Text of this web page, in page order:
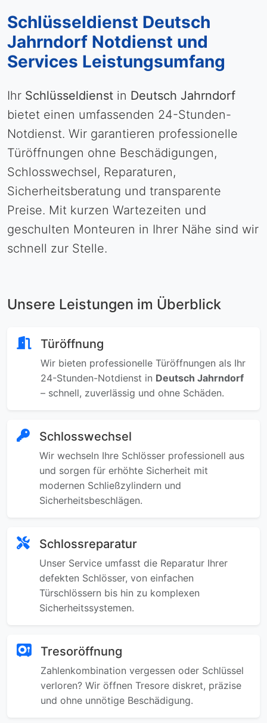
Schlüsseldienst Deutsch
Jahrndorf Notdienst und
Services Leistungsumfang
Ihr Schlüsseldienst in Deutsch Jahrndorf
bietet einen umfassenden 24-Stunden-
Notdienst. Wir garantieren professionelle
Türöffnungen ohne Beschädigungen,
Schlosswechsel, Reparaturen,
Sicherheitsberatung und transparente
Preise. Mit kurzen Wartezeiten und
geschulten Monteuren in Ihrer Nähe sind wir
schnell zur Stelle.
Unsere Leistungen im Überblick
Türöffnung
Wir bieten professionelle Türöffnungen als Ihr
24-Stunden-Notdienst in Deutsch Jahrndorf
– schnell, zuverlässig und ohne Schäden.
Schlosswechsel
Wir wechseln Ihre Schlösser professionell aus
und sorgen für erhöhte Sicherheit mit
modernen Schließzylindern und
Sicherheitsbeschlägen.
Schlossreparatur
Unser Service umfasst die Reparatur Ihrer
defekten Schlösser, von einfachen
Türschlössern bis hin zu komplexen
Sicherheitssystemen.
Tresoröffnung
Zahlenkombination vergessen oder Schlüssel
verloren? Wir öffnen Tresore diskret, präzise
und ohne unnötige Beschädigung.